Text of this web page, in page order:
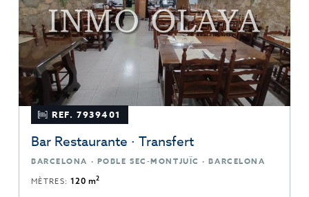
REF. 7939401
Bar Restaurante · Transfert
BARCELONA · POBLE SEC-MONTJUÏC · BARCELONA
MÈTRES:120 m2